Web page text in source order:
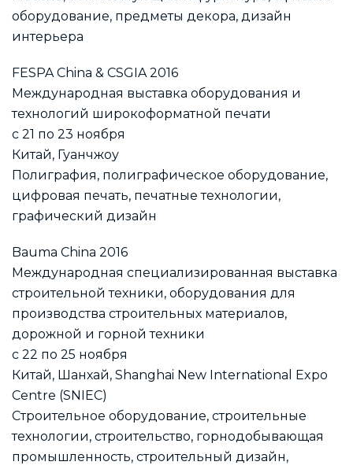
оборудование, предметы декора, дизайн
интерьера
FESPA China & CSGIA 2016
Международная выставка оборудования и
технологий широкоформатной печати
с 21 по 23 ноября
Китай, Гуанчжоу
Полиграфия, полиграфическое оборудование,
цифровая печать, печатные технологии,
графический дизайн
Bauma China 2016
Международная специализированная выставка
строительной техники, оборудования для
производства строительных материалов,
дорожной и горной техники
с 22 по 25 ноября
Китай, Шанхай, Shanghai New International Expo
Centre (SNIEC)
Строительное оборудование, строительные
технологии, строительство, горнодобывающая
промышленность, строительный дизайн,